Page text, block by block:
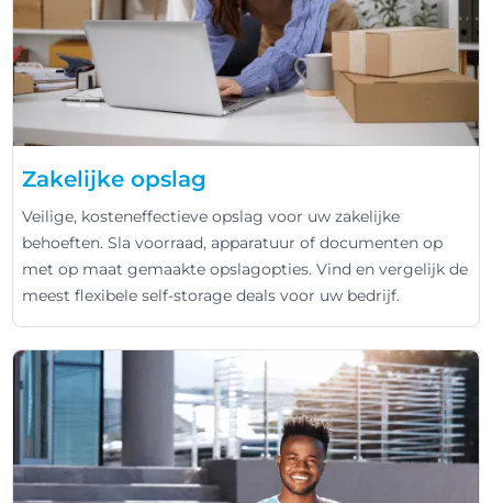
Zakelijke opslag
Veilige, kosteneffectieve opslag voor uw zakelijke
behoeften. Sla voorraad, apparatuur of documenten op
met op maat gemaakte opslagopties. Vind en vergelijk de
meest flexibele self-storage deals voor uw bedrijf.